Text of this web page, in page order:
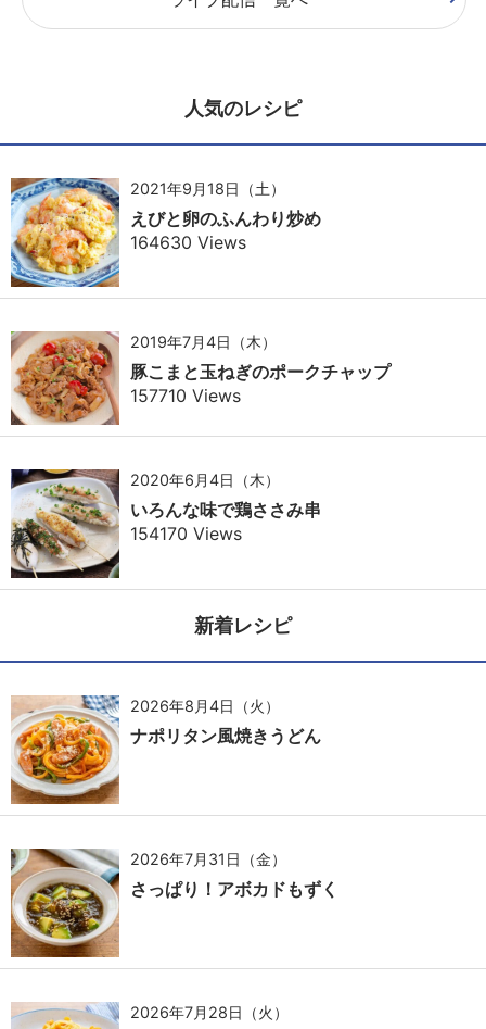
人気のレシピ
2021年9月18日（土）
えびと卵のふんわり炒め
164630 Views
2019年7月4日（木）
豚こまと玉ねぎのポークチャップ
157710 Views
2020年6月4日（木）
いろんな味で鶏ささみ串
154170 Views
新着レシピ
2026年8月4日（火）
ナポリタン風焼きうどん
2026年7月31日（金）
さっぱり！アボカドもずく
2026年7月28日（火）